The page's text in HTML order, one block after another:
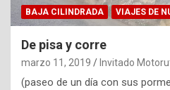
BAJA CILINDRADA VIAJES DE
De pisa y corre
marzo 11, 2019 Invitado
(paseo de un día con sus